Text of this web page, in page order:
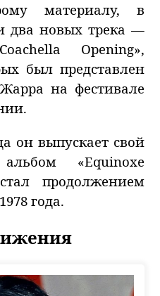
материалу, в
два новых трека —
Opening»,
был представлен
на фестивале
он выпускает свой
«Equinoxe
продолжением
года.